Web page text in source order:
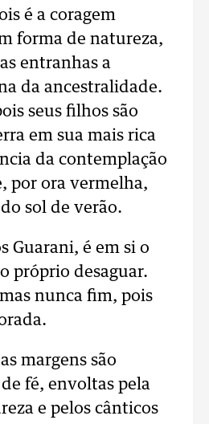
é a coragem
forma de natureza,
entranhas a
da ancestralidade.
seus filhos são
em sua mais rica
da contemplação
por ora vermelha,
sol de verão.
Guarani, é em si o
próprio desaguar.
nunca fim, pois
margens são
fé, envoltas pela
e pelos cânticos